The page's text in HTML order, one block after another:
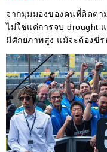
จากมุมมองของคนที่ติดตา
ไม่ใช่แค่การจบ drought
มีศักยภาพสูง แม้จะต้องขี่